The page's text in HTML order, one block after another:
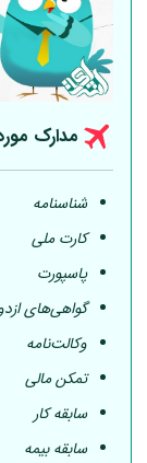
مدارک
شناسنامه
کارت ملی
پاسپورت
گواهی‌های
وکالت‌نامه
تمکن مالی
سابقه کار
سابقه بیمه